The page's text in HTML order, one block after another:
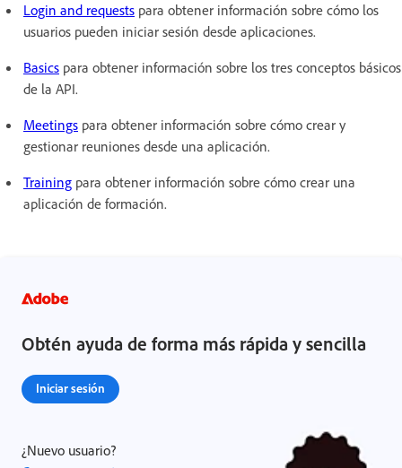
Login and requests para obtener información sobre cómo los
usuarios pueden iniciar sesión desde aplicaciones.
Basics para obtener información sobre los tres conceptos básicos
de la API.
Meetings para obtener información sobre cómo crear y
gestionar reuniones desde una aplicación.
Training para obtener información sobre cómo crear una
aplicación de formación.
Obtén ayuda de forma más rápida y sencilla
Iniciar sesión
¿Nuevo usuario?